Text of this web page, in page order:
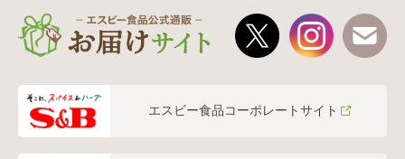
エスビー食品コーポレートサイト